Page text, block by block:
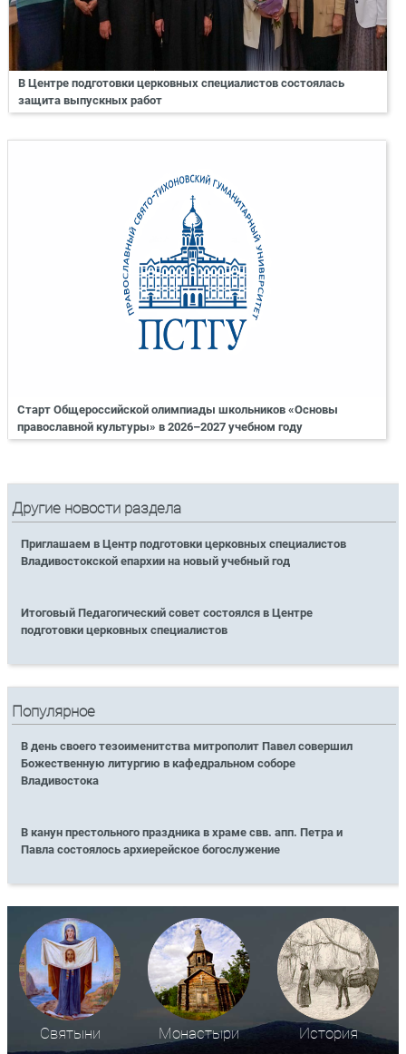
В Центре подготовки церковных специалистов состоялась
защита выпускных работ
Старт Общероссийской олимпиады школьников «Основы
православной культуры» в 2026–2027 учебном году
Другие новости раздела
Приглашаем в Центр подготовки церковных специалистов
Владивостокской епархии на новый учебный год
Итоговый Педагогический совет состоялся в Центре
подготовки церковных специалистов
Популярное
В день своего тезоименитства митрополит Павел совершил
Божественную литургию в кафедральном соборе
Владивостока
В канун престольного праздника в храме свв. апп. Петра и
Павла состоялось архиерейское богослужение
Святыни Монастыри История